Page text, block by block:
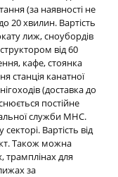
(за наявності не
20 хвилин. Вартість
лиж, сноубордів
від 60
кафе, стоянка
станція канатної
(доставка до
постійне
служби МНС.
Вартість від
Також можна
трамплінах для
за